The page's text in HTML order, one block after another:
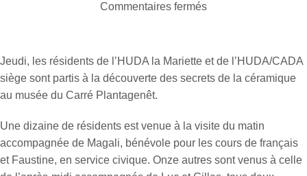
Commentaires fermés
Jeudi, les résidents de l’HUDA la Mariette et de l’HUDA/CADA
siège sont partis à la découverte des secrets de la céramique
au musée du Carré Plantagenêt.
Une dizaine de résidents est venue à la visite du matin
accompagnée de Magali, bénévole pour les cours de français
et Faustine, en service civique. Onze autres sont venus à celle